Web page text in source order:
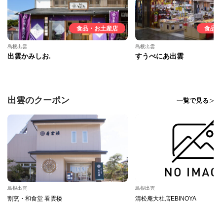
食品・お土産店
島根出雲
出雲かみしお.
食品
島根出雲
すうべにあ出雲
出雲のクーポン 一覧で見る
島根出雲
割烹・和食堂 看雲楼
島根出雲
清松庵大社店EBINOYA